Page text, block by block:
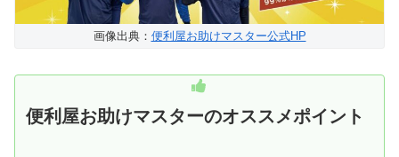
画像出典： 便利屋お助けマスター公式HP
便利屋お助けマスターのオススメポイント